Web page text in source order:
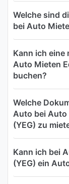
Welche sind
bei Auto
Kann ich
Auto Mieten
buchen?
Welche
Auto bei Auto
(YEG) zu
Kann ich bei
(YEG) ein